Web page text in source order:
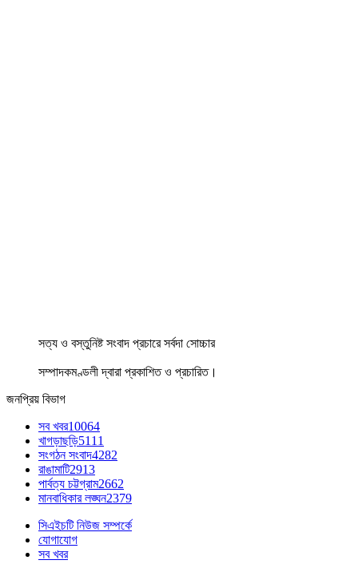
সত্য ও বস্তুনিষ্ট সংবাদ প্রচারে সর্বদা সোচ্চার
সম্পাদকমণ্ডলী দ্বারা প্রকাশিত ও প্রচারিত।
জনপ্রিয় বিভাগ
সব খবর10064
খাগড়াছড়ি5111
সংগঠন সংবাদ4282
রাঙামাটি2913
পার্বত্য চট্টগ্রাম2662
মানবাধিকার লঙ্ঘন2379
সিএইচটি নিউজ সম্পর্কে
যোগাযোগ
সব খবর